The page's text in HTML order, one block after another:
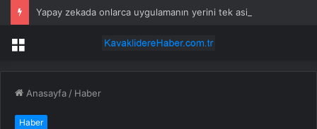
Menü
Anasayfa / Haber
Haber